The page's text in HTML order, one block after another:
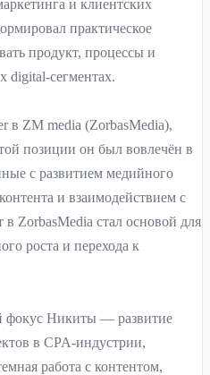
и клиентских
практическое
продукт, процессы и
digital-сегментах.
в ZM media (ZorbasMedia),
позиции он был вовлечён в
с развитием медийного
и взаимодействием с
ZorbasMedia стал основой для
роста и перехода к
фокус Никиты — развитие
в CPA-индустрии,
работа с контентом,